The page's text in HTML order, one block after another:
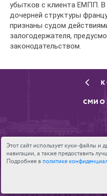
Этот сайт использует куки-файлы и
навигации, а также предоставить
Подробнее вполитике
убытков с клиента ЕМПП. В
дочерней структуры
признаны судом
залогодержателя,
законодательством.
К
СМИ О